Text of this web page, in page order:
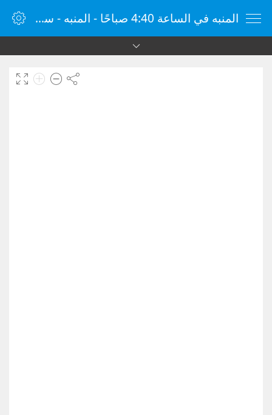
المنبه في الساعة 4:40 صباحًا - المنبه - ساعة منبه الإنترنت